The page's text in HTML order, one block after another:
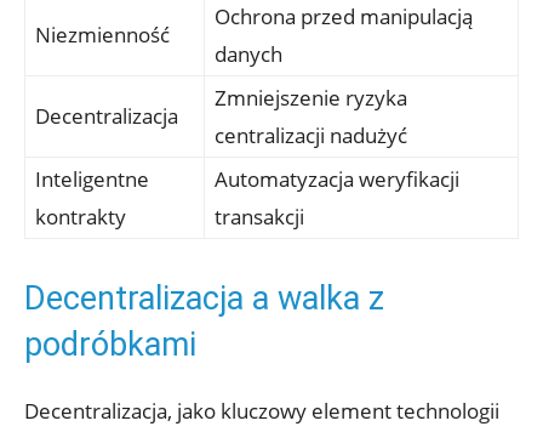
Niezmienność
Ochrona przed manipulacją‍
danych
Decentralizacja
Zmniejszenie ryzyka
centralizacji nadużyć
Inteligentne
kontrakty
Automatyzacja weryfikacji‍
transakcji
Decentralizacja a walka⁢ z
podróbkami
Decentralizacja, jako kluczowy element‌ technologii